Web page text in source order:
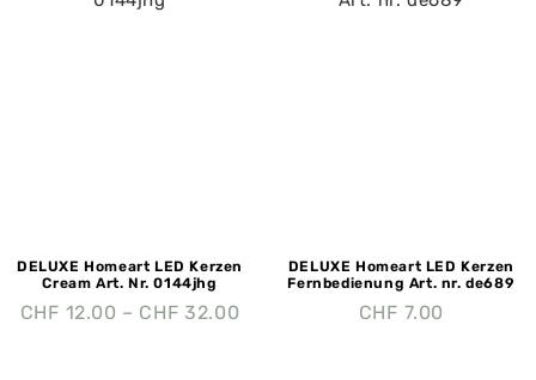
DELUXE Homeart LED Kerzen
Cream Art. Nr. 0144jhg
CHF 12.00 – CHF 32.00
DELUXE Homeart LED Kerzen
Fernbedienung Art. nr. de689
CHF 7.00